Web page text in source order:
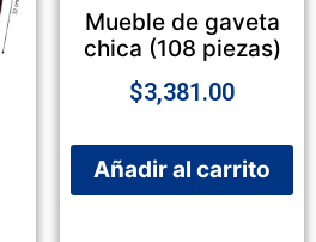
Mueble de gaveta
chica (108 piezas)
$3,381.00
Añadir al carrito